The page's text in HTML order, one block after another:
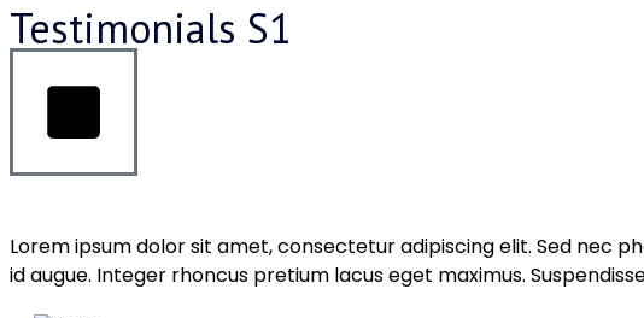
Testimonials S1
Lorem ipsum dolor sit amet, consectetur adipiscing elit. Sed nec
id augue. Integer rhoncus pretium lacus eget maximus.